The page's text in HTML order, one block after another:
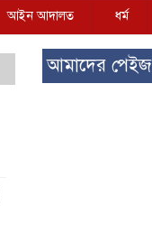
আইন আদালত ধর্ম
আমাদের পেইজ